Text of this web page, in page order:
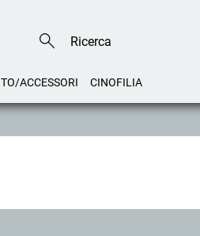
ACCESSORI CINOFILIA